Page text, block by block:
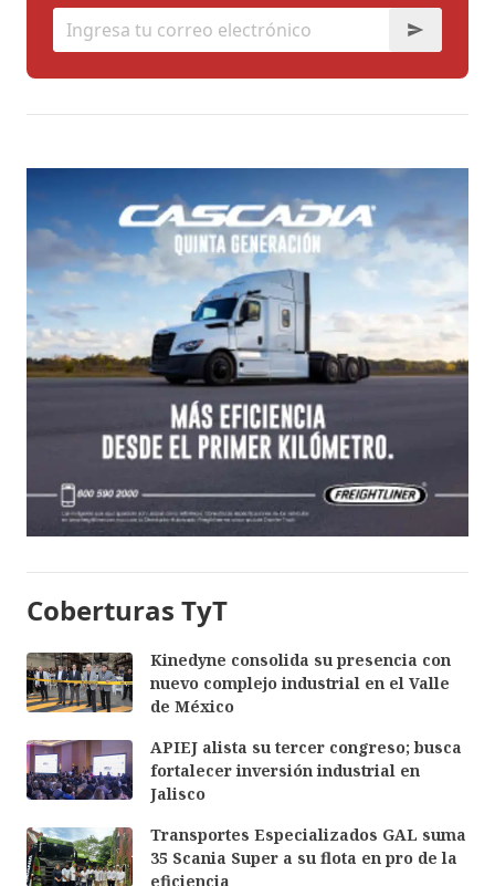
Coberturas TyT
Kinedyne consolida su presencia con
nuevo complejo industrial en el Valle
de México
APIEJ alista su tercer congreso; busca
fortalecer inversión industrial en
Jalisco
Transportes Especializados GAL suma
35 Scania Super a su flota en pro de la
eficiencia